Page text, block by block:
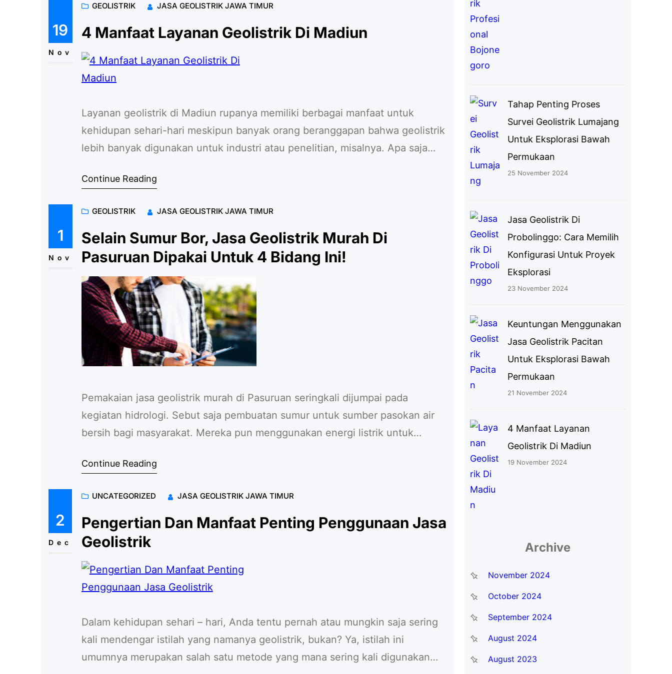
adalah…
19
Nov
GEOLISTRIK JASA GEOLISTRIK JAWA TIMUR
4 Manfaat Layanan Geolistrik Di Madiun
Layanan geolistrik di Madiun rupanya memiliki berbagai manfaat untuk
kehidupan sehari-hari meskipun banyak orang beranggapan bahwa geolistrik
lebih banyak digunakan untuk industri atau penelitian, misalnya. Apa saja
Timur sudah tentu familiar bagi kehidupan masyarakat karena banyak orang
Continue Reading
1
Nov
GEOLISTRIK JASA GEOLISTRIK JAWA TIMUR
Selain Sumur Bor, Jasa Geolistrik Murah Di
Pasuruan Dipakai Untuk 4 Bidang Ini!
Pemakaian jasa geolistrik murah di Pasuruan seringkali dijumpai pada
kegiatan hidrologi. Sebut saja pembuatan sumur untuk sumber pasokan air
bersih bagi masyarakat. Mereka pun menggunakan energi listrik untuk
lapisan tanah mana yang tak memiliki banyak hambatan seperti bebatuan.
Continue Reading
2
Dec
UNCATEGORIZED JASA GEOLISTRIK JAWA TIMUR
Pengertian Dan Manfaat Penting Penggunaan Jasa
Geolistrik
Dalam kehidupan sehari – hari, Anda tentu pernah atau mungkin saja sering
kali mendengar istilah yang namanya geolistrik, bukan? Ya, istilah ini
umumnya merupakan salah satu metode yang mana sering kali digunakan
Tahap Penting Proses
Survei Geolistrik Lumajang
Untuk Eksplorasi Bawah
Permukaan
25 November 2024
Jasa Geolistrik Di
Probolinggo: Cara Memilih
Konfigurasi Untuk Proyek
Eksplorasi
23 November 2024
Keuntungan Menggunakan
Jasa Geolistrik Pacitan
Untuk Eksplorasi Bawah
Permukaan
21 November 2024
4 Manfaat Layanan
Geolistrik Di Madiun
19 November 2024
Archive
November 2024
October 2024
September 2024
August 2024
August 2023